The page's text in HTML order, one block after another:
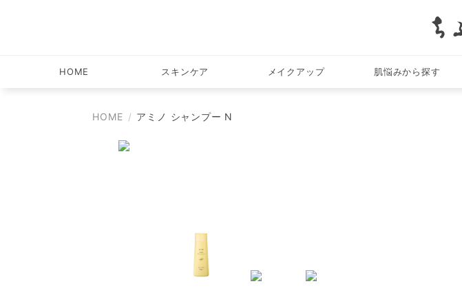
HOME スキンケア メイクアップ 肌悩みから探す
HOME アミノ シャンプー N